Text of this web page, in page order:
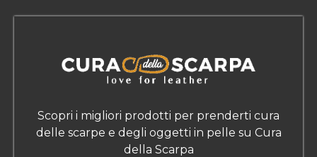
Scopri i migliori prodotti per prenderti cura
delle scarpe e degli oggetti in pelle su Cura
della Scarpa